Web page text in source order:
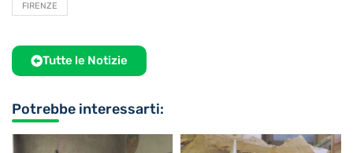
FIRENZE
Tutte le Notizie
Potrebbe interessarti: